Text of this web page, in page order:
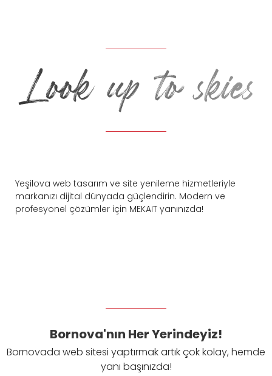
Yeşilova web tasarım ve site yenileme hizmetleriyle
markanızı dijital dünyada güçlendirin. Modern ve
profesyonel çözümler için MEKAIT yanınızda!
Bornova'nın Her Yerindeyiz!
Bornovada web sitesi yaptırmak artık çok kolay, hemde
yanı başınızda!